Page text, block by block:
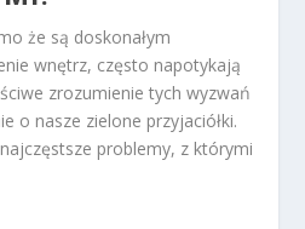
że są doskonałym
wnętrz, często napotykają
zrozumienie tych wyzwań
o nasze zielone przyjaciółki.
problemy, z którymi